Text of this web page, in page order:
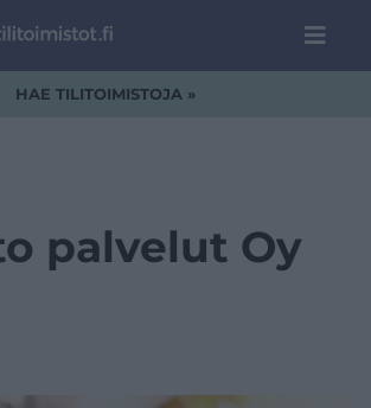
HAE TILITOIMISTOJA »
palvelut Oy